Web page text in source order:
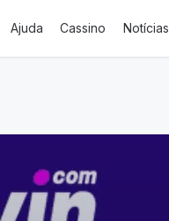
Ajuda Cassino Notícias
não é investimento.